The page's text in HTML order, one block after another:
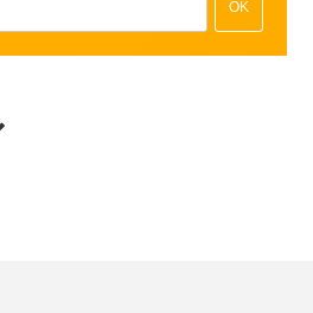
OK